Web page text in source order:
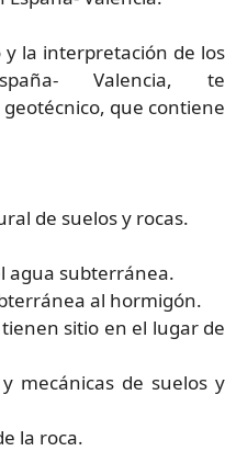
y la interpretación de los
Valencia, te
que contiene
de suelos y rocas.
agua subterránea.
al hormigón.
sitio en el lugar de
mecánicas de suelos y
la roca.